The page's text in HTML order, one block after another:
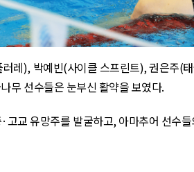
레), 박예빈(사이클 스프린트),권은주(
무 선수들은 눈부신 활약을 보였다.
고교 유망주를 발굴하고,아마추어 선수